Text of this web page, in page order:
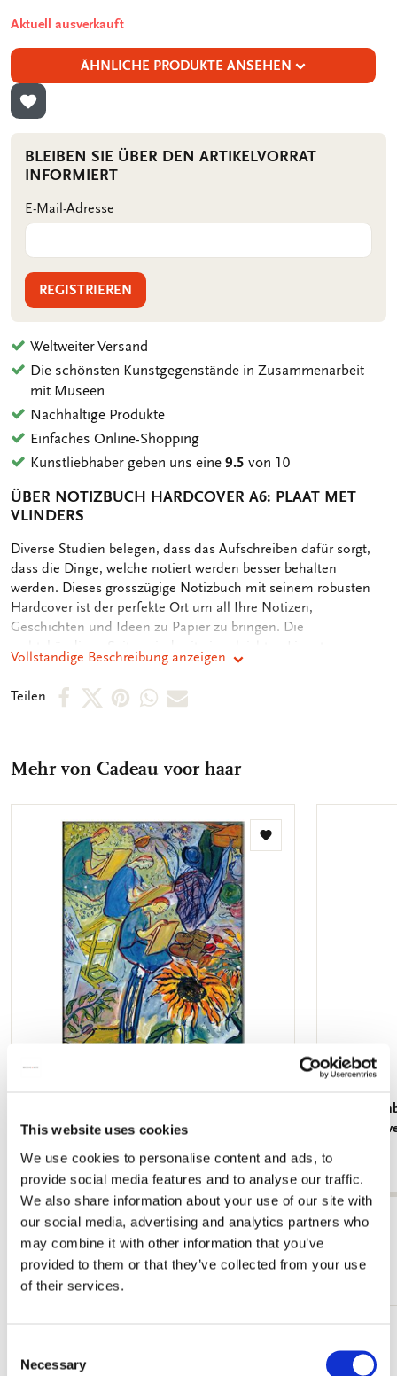
This website uses cookies
We use cookies to personalise content and ads, to
provide social media features and to analyse our traffic.
We also share information about your use of our site with
our social media, advertising and analytics partners who
may combine it with other information that you’ve
provided to them or that they’ve collected from your use
of their services.
Selection
Necessary
Aktuell ausverkauft
ÄHNLICHE PRODUKTE ANSEHEN
ZUR WUNSCHLISTE HINZUFÜGEN
BLEIBEN SIE ÜBER DEN ARTIKELVORRAT
INFORMIERT
E-Mail-Adresse
REGISTRIEREN
Weltweiter Versand
Die schönsten Kunstgegenstände in Zusammenarbeit
mit Museen
Nachhaltige Produkte
Einfaches Online-Shopping
Kunstliebhaber geben uns eine9.5 von 10
ÜBER NOTIZBUCH HARDCOVER A6: PLAAT MET
VLINDERS
OMSCHRIJVING
Diverse Studien belegen, dass das Aufschreiben dafür sorgt,
dass die Dinge, welche notiert werden besser behalten
werden. Dieses grosszügige Notizbuch mit seinem robusten
Hardcover ist der perfekte Ort um all Ihre Notizen,
Geschichten und Ideen zu Papier zu bringen. Die
rechtsbündigen Seiten sind mit einer leichten Lineatur
bedruckt. Die linksbündigen Blankoseiten sind perfekt zum
Niederschreiben von Mindmaps oder Zeichnungen geeignet.
Das Notizbuch beinhaltet zudem noch rückseitig ein
Vollständige Beschreibung anzeigen
Teilen
Per Per Per PerPer
teilen
Mehr von Cadeau voor haar
Zur
oder Theater? Charlotte Salomon, JHM
€ 3,50
Cremer in
€ 9,99
Alle anzeigen von Cadeau voor haar
Mehr von Vlinders
Wunschliste